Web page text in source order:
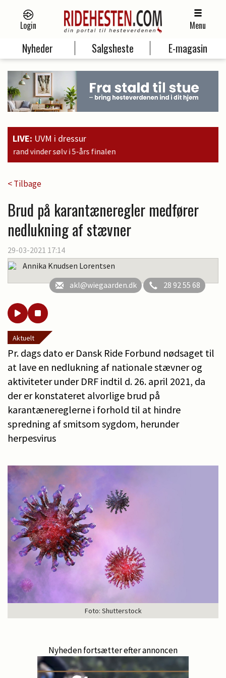
Login Menu
Nyheder Salgsheste E-magasin
LIVE: UVM i dressur
< Tilbage
Brud på karantæneregler medfører
nedlukning af stævner
29-03-2021 17:14
Annika Knudsen Lorentsen
akl@wiegaarden.dk
28 92 55 68
Aktuelt
Pr. dags dato er Dansk Ride Forbund nødsaget til
at lave en nedlukning af nationale stævner og
aktiviteter under DRF indtil d. 26. april 2021, da
der er konstateret alvorlige brud på
karantænereglerne i forhold til at hindre
spredning af smitsom sygdom, herunder
herpesvirus
Foto: Shutterstock
Nyheden fortsætter efter annoncen